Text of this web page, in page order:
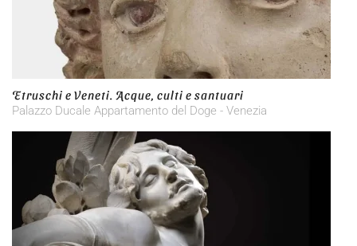
Etruschi e Veneti. Acque, culti e santuari
Palazzo Ducale Appartamento del Doge - Venezia